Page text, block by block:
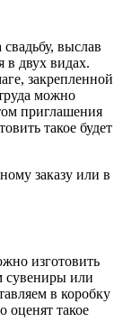
выслав
в двух видах.
закрепленной
можно
приглашения
такое будет
заказу или в
изготовить
сувениры или
в коробку
оценят такое